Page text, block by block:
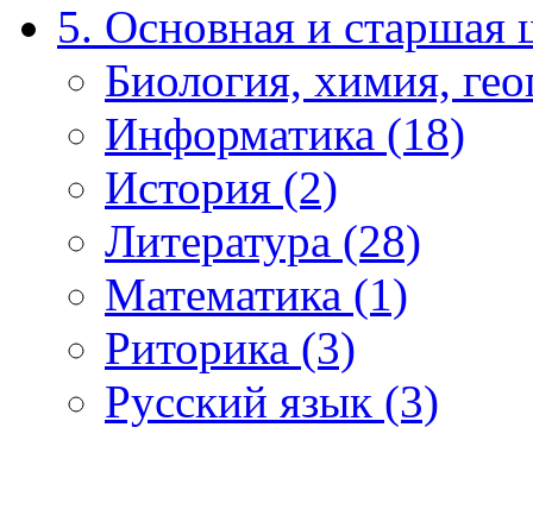
5. Основная и старшая
Биология, химия,
Информатика (18)
История (2)
Литература (28)
Математика (1)
Риторика (3)
Русский язык (3)